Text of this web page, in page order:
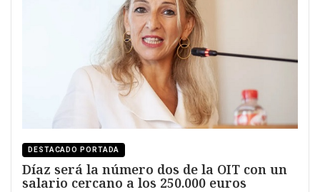
DESTACADO PORTADA
Díaz será la número dos de la OIT con un
salario cercano a los 250.000 euros